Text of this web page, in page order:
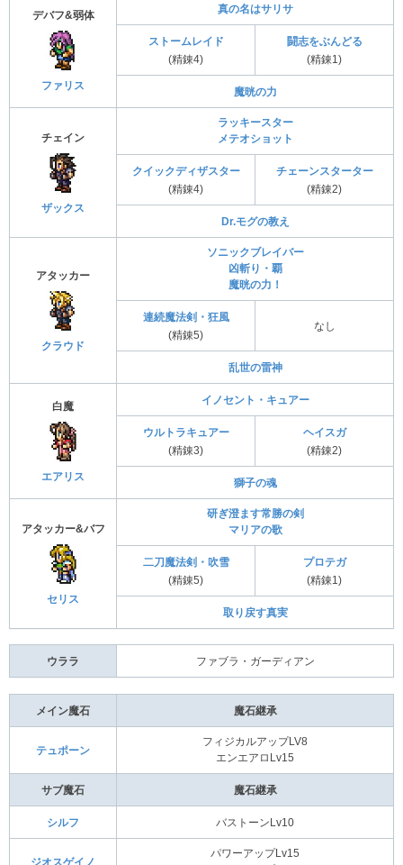
デバフ&弱体
ファリス
真の名はサリサ
ストームレイド
(精錬4)
闘志をぶんどる
(精錬1)
魔晄の力
チェイン
ザックス
ラッキースター
メテオショット
クイックディザスター
(精錬4)
チェーンスターター
(精錬2)
Dr.モグの教え
アタッカー
クラウド
ソニックブレイバー
凶斬り・覇
魔晄の力！
連続魔法剣・狂風
(精錬5)
なし
乱世の雷神
白魔
エアリス
イノセント・キュアー
ウルトラキュアー
(精錬3)
ヘイスガ
(精錬2)
獅子の魂
アタッカー&バフ
セリス
研ぎ澄ます常勝の剣
マリアの歌
二刀魔法剣・吹雪
(精錬5)
プロテガ
(精錬1)
取り戻す真実
ウララ ファブラ・ガーディアン
メイン魔石 魔石継承
テュポーン
フィジカルアップLV8
エンエアロLv15
サブ魔石 魔石継承
シルフ バストーンLv10
ジオスゲイノ
パワーアップLv15